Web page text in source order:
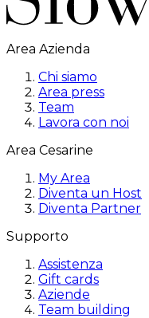
Area Azienda
Chi siamo
Area press
Team
Lavora con noi
Area Cesarine
My Area
Diventa un Host
Diventa Partner
Supporto
Assistenza
Gift cards
Aziende
Team building